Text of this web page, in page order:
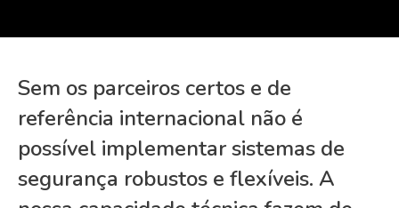
Sem os parceiros certos e de
referência internacional não é
possível implementar sistemas de
segurança robustos e flexíveis. A